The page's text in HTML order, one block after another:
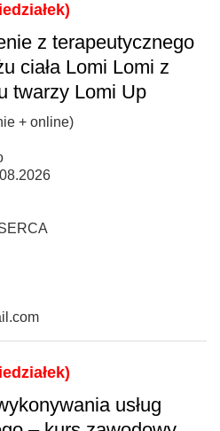
z terapeutycznego
ciała Lomi Lomi z
twarzy Lomi Up
+ online)
usług